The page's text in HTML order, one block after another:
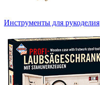
Инструменты для рукоделия